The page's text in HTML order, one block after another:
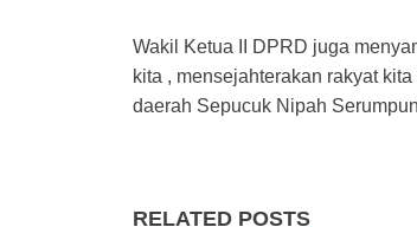
Wakil Ketua II DPRD juga
kita , mensejahterakan rakyat
daerah Sepucuk Nipah
RELATED POSTS